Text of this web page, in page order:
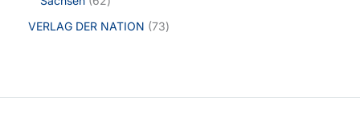
VERLAG DER NATION 73